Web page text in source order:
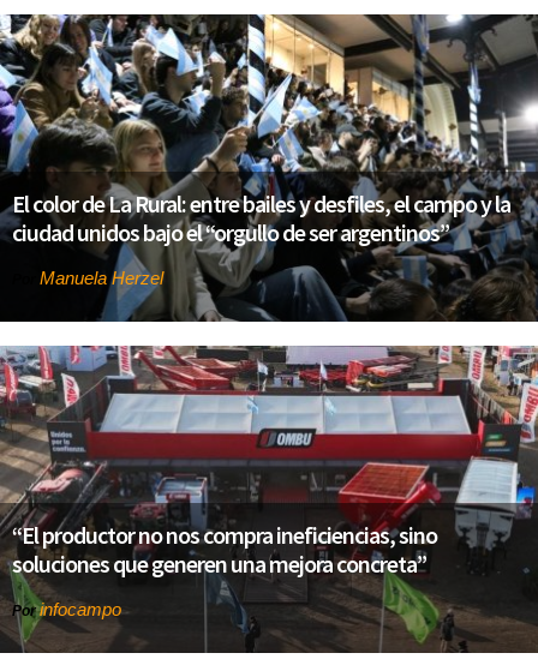
El color de La Rural: entre bailes y desfiles, el campo y la
ciudad unidos bajo el “orgullo de ser argentinos”
Manuela Herzel
“El productor no nos compra ineficiencias, sino
soluciones que generen una mejora concreta”
Porinfocampo